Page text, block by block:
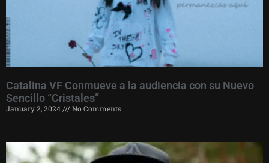
Catalina VF Conmueve a la audiencia con su Nuevo
Sencillo “Cristales”
January 2, 2024 No Comments